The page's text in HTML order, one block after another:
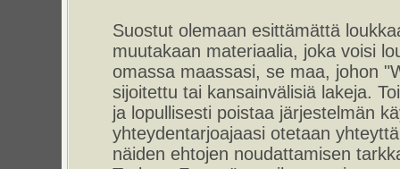
Suostut olemaan esittämättä
muutakaan materiaalia, joka voisi
omassa maassasi, se maa, johon
sijoitettu tai kansainvälisiä lakeja.
ja lopullisesti poistaa järjestelmän
yhteydentarjoajaasi otetaan
näiden ehtojen noudattamisen